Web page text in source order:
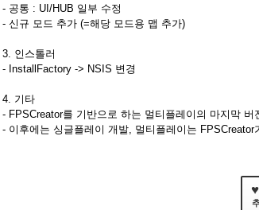
- 공통 : UI/HUB 일부 수정
- 신규 모드 추가 (=해당 모드용 맵 추가)
3. 인스톨러
- InstallFactory -> NSIS 변경
4. 기타
- FPSCreator를 기반으로 하는 멀티플레이의 마지막 버
- 이후에는 싱글플레이 개발, 멀티플레이는